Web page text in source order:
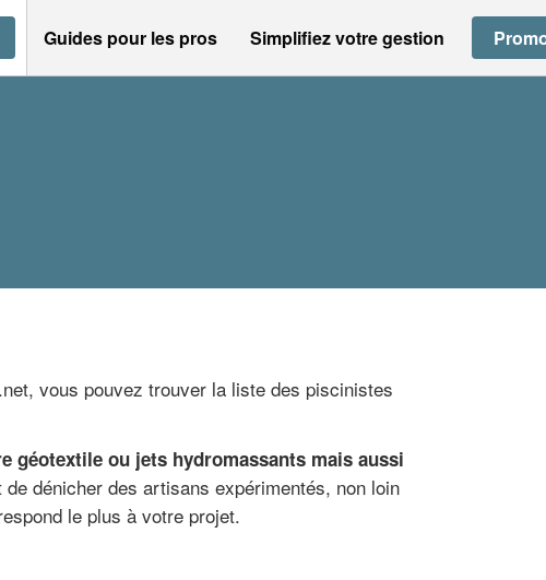
Guides pour les pros Simplifiez votre gestion
vous pouvez trouver la liste des piscinistes
géotextile ou jets hydromassants mais aussi
dénicher des artisans expérimentés, non loin
le plus à votre projet.